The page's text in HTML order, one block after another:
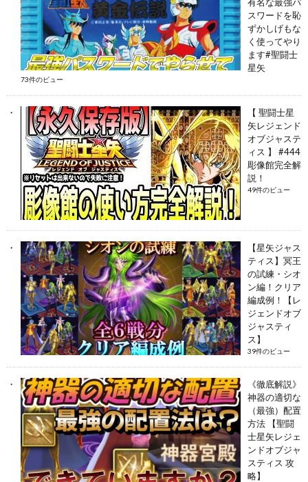
スワードを恥
ずかしげもな
く使ってやり
ます#聖闘士
星矢
73件のビュー
【 聖闘士星
矢レジェンド
オブジャステ
ィス 】 #444
彫像館完全解
説！
49件のビュー
【星矢ジャス
ティス】冥王
の試練・シオ
ン編！クリア
編成例！【レ
ジェンドオブ
ジャスティ
ス】
39件のビュー
《徹底解説》
神器の適切な
（最強）配置
方法 【聖闘
士星矢レジェ
ンドオブジャ
スティス 攻
略】